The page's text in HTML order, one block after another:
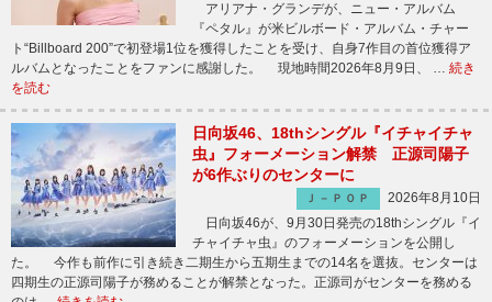
アリアナ・グランデが、ニュー・アルバム
『ペタル』が米ビルボード・アルバム・チャー
ト“Billboard 200”で初登場1位を獲得したことを受け、自身7作目の首位獲得ア
ルバムとなったことをファンに感謝した。 現地時間2026年8月9日、 … 続き
を読む
日向坂46、18thシングル『イチャイチャ
虫』フォーメーション解禁 正源司陽子
が6作ぶりのセンターに
Ｊ－ＰＯＰ
2026年8月10日
日向坂46が、9月30日発売の18thシングル『イ
チャイチャ虫』のフォーメーションを公開し
た。 今作も前作に引き続き二期生から五期生までの14名を選抜。センターは
四期生の正源司陽子が務めることが解禁となった。正源司がセンターを務める